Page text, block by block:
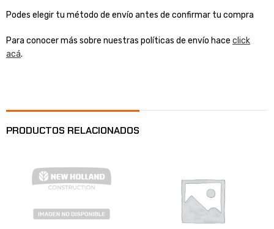
Podes elegir tu método de envío antes de confirmar tu compra
Para conocer más sobre nuestras políticas de envío hace click
acá.
PRODUCTOS RELACIONADOS